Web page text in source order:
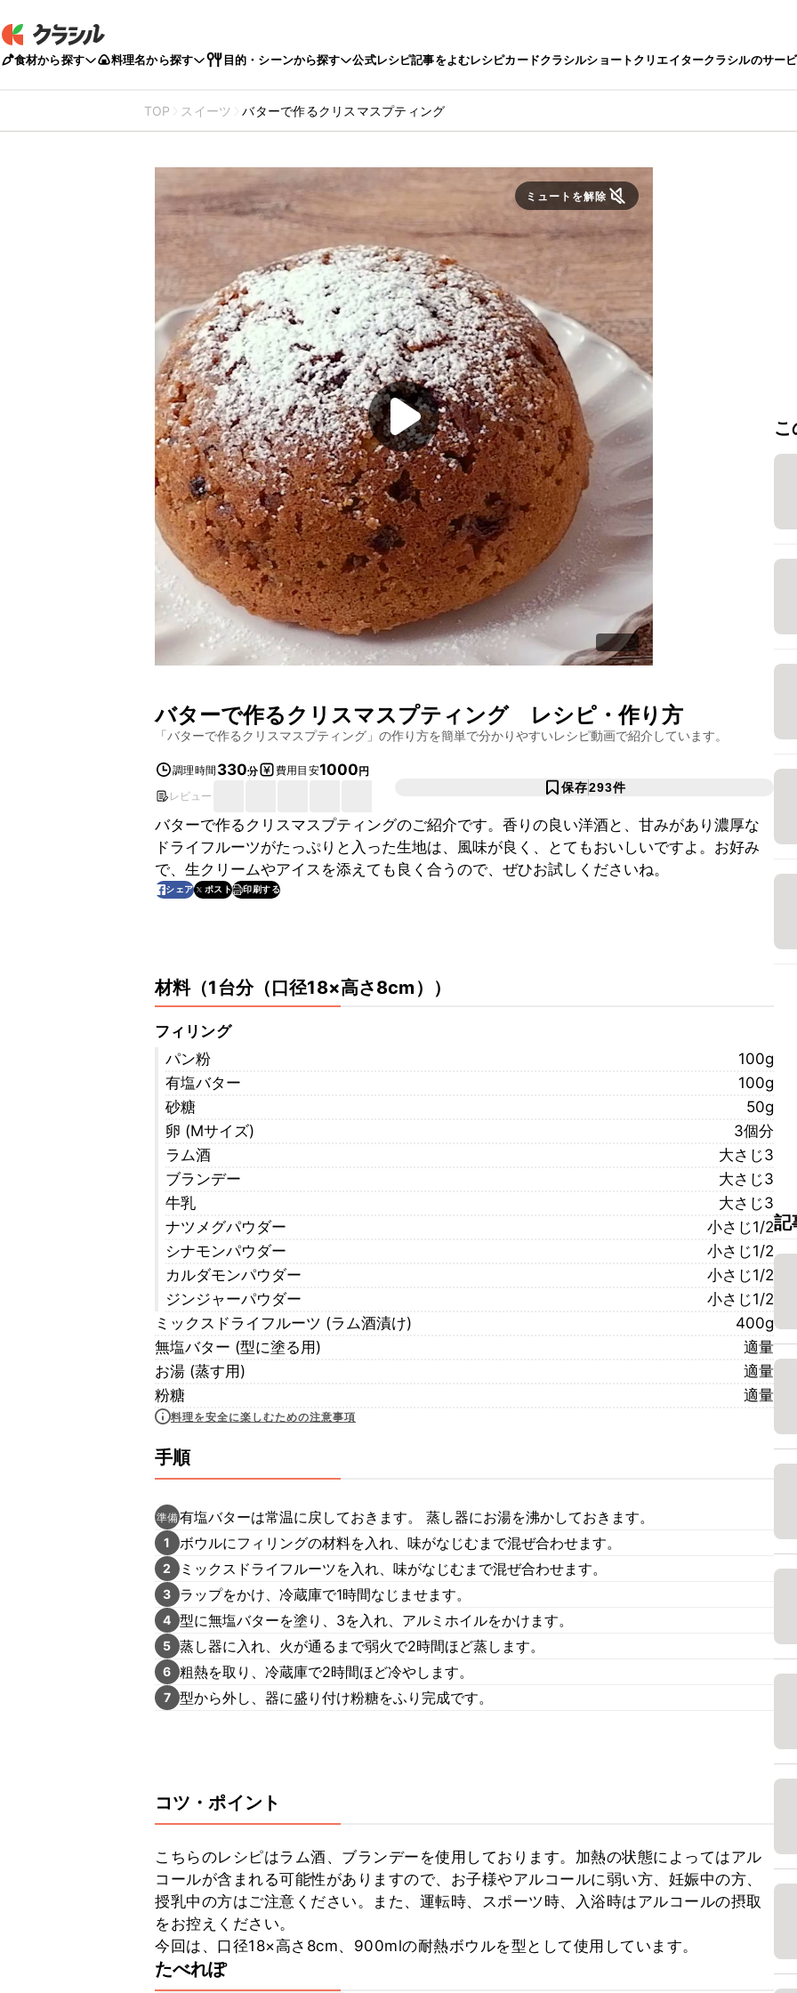
食材から探す 料理名から探す 目的・シーンから探す 公式レシピ記事をよむレシピカードクラシルショートクリエイタークラシルのサー
TOP スイーツ バターで作るクリスマスプティング
ミュートを解除
バターで作るクリスマスプティングレシピ・作り方
「バターで作るクリスマスプティング 」の作り方を簡単で分かりやすいレシピ動画で紹介しています。
調理時間 330分 費用目安1000円
レビュー
保存293件
バターで作るクリスマスプティングのご紹介です。香りの良い洋酒と、甘みがあり濃厚な
ドライフルーツがたっぷりと入った生地は、風味が良く、とてもおいしいですよ。お好み
で、生クリームやアイスを添えても良く合うので、ぜひお試しくださいね。
シェア ポスト 印刷する
材料（1台分（口径18×高さ8cm） ）
フィリング
パン粉
100g
有塩バター
100g
砂糖
50g
卵 (Mサイズ)
3個分
ラム酒
大さじ3
ブランデー
大さじ3
牛乳
大さじ3
ナツメグパウダー
小さじ1/2
シナモンパウダー
小さじ1/2
カルダモンパウダー
小さじ1/2
ジンジャーパウダー
小さじ1/2
ミックスドライフルーツ (ラム酒漬け)
400g
無塩バター (型に塗る用)
適量
お湯 (蒸す用)
適量
粉糖
適量
料理を安全に楽しむための注意事項
手順
準備有塩バターは常温に戻しておきます。 蒸し器にお湯を沸かしておきます。
1 ボウルにフィリングの材料を入れ、味がなじむまで混ぜ合わせます。
2 ミックスドライフルーツを入れ、味がなじむまで混ぜ合わせます。
3 ラップをかけ、冷蔵庫で1時間なじませます。
4 型に無塩バターを塗り、3を入れ、アルミホイルをかけます。
5 蒸し器に入れ、火が通るまで弱火で2時間ほど蒸します。
6 粗熱を取り、冷蔵庫で2時間ほど冷やします。
7 型から外し、器に盛り付け粉糖をふり完成です。
コツ・ポイント
こちらのレシピはラム酒、ブランデーを使用しております。加熱の状態によってはアル
コールが含まれる可能性がありますので、お子様やアルコールに弱い方、妊娠中の方、
授乳中の方はご注意ください。また、運転時、スポーツ時、入浴時はアルコールの摂取
をお控えください。
今回は、口径18×高さ8cm、900mlの耐熱ボウルを型として使用しています。
たべれぽ
記